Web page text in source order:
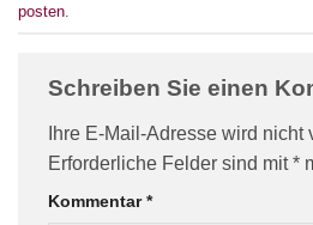
posten
Schreiben Sie einen
Ihre E-Mail-Adresse wird nicht
Erforderliche Felder sind mit*
Kommentar*